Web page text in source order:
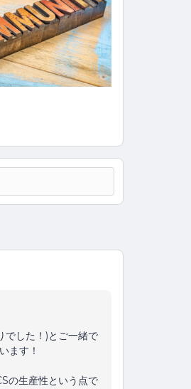
でした！)とご一緒で
ます！
の生産性という点で